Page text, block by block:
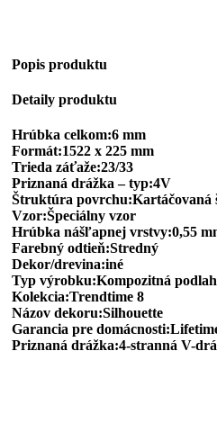
Popis produktu
Detaily produktu
Hrúbka celkom:6 mm
Formát:1522 x 225 mm
Trieda záťaže:23/33
Priznaná drážka – typ:4V
Štruktúra povrchu:Kartáčovaná
Vzor:Špeciálny vzor
Hrúbka nášľapnej vrstvy:0,55
Farebný odtieň:Stredný
Dekor/drevina:iné
Typ výrobku:Kompozitná
Kolekcia:Trendtime 8
Názov dekoru:Silhouette
Garancia pre
Priznaná drážka:4-stranná V-